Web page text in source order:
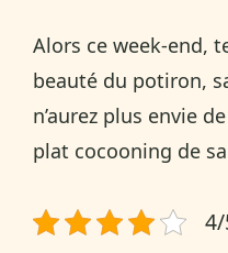
Alors ce week-end,
beauté du potiron,
n’aurez plus envie
plat cocooning de